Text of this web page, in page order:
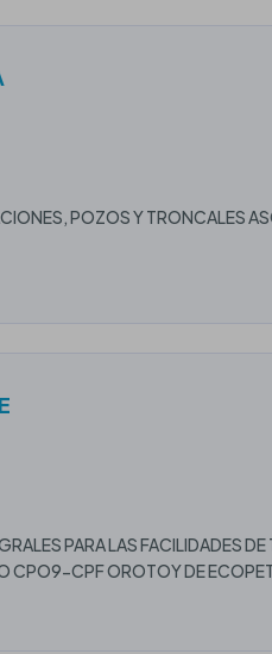
POZOS Y TRONCALES
PARA LAS FACILIDADES
CPO9-CPF OROTOY DE